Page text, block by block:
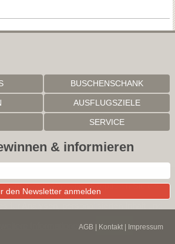
BUSCHENSCHANK
AUSFLUGSZIELE
SERVICE
& informieren
den Newsletter anmelden
AGB | Kontakt | Impressum
dieser Website akzeptieren Sie die
weitere Informationen OK